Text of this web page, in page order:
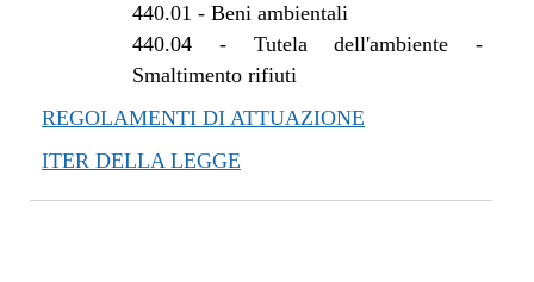
440.01 - Beni ambientali
440.04- Tutela dell'ambiente -
Smaltimento rifiuti
REGOLAMENTI DI ATTUAZIONE
ITER DELLA LEGGE